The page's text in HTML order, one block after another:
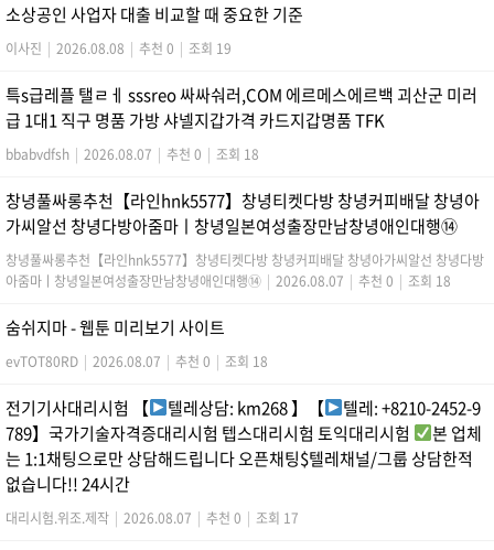
소상공인 사업자 대출 비교할 때 중요한 기준
이사진 | 2026.08.08 | 추천 0 | 조회 19
특s급레플 탤ㄹㅔ sssreo 싸싸숴러,COM 에르메스에르백 괴산군 미러
급 1대1 직구 명품 가방 샤넬지갑가격 카드지갑명품 TFK
bbabvdfsh | 2026.08.07 | 추천 0 | 조회 18
창녕풀싸롱추천【라인hnk5577】창녕티켓다방 창녕커피배달 창녕아
가씨알선 창녕다방아줌마ㅣ창녕일본여성출장만남창녕애인대행⑭
창녕풀싸롱추천【라인hnk5577】창녕티켓다방 창녕커피배달 창녕아가씨알선 창녕다방
아줌마ㅣ창녕일본여성출장만남창녕애인대행⑭ | 2026.08.07 | 추천 0 | 조회 18
숨쉬지마 - 웹툰 미리보기 사이트
evTOT80RD | 2026.08.07 | 추천 0 | 조회 18
전기기사대리시험 【 텔레상담: km268 】【
텔레: +8210-2452-9
789】국가기술자격증대리시험 텝스대리시험 토익대리시험
본 업체
는 1:1채팅으로만 상담해드립니다 오픈채팅$텔레채널/그룹 상담한적
없습니다!! 24시간
대리시험.위조.제작 | 2026.08.07 | 추천 0 | 조회 17